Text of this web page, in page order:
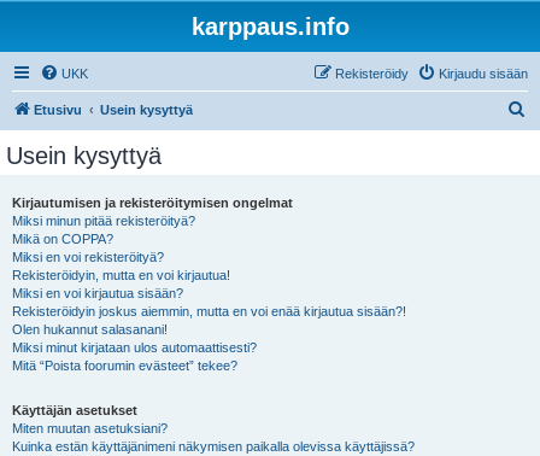
karppaus.info
UKK Kirjaudu sisään
Rekisteröidy
Etusivu Usein kysyttyä
Usein kysyttyä
Kirjautumisen ja rekisteröitymisen ongelmat
Miksi minun pitää rekisteröityä?
Mikä on COPPA?
Miksi en voi rekisteröityä?
Rekisteröidyin, mutta en voi kirjautua!
Miksi en voi kirjautua sisään?
Rekisteröidyin joskus aiemmin, mutta en voi enää kirjautua sisään?!
Olen hukannut salasanani!
Miksi minut kirjataan ulos automaattisesti?
Mitä “Poista foorumin evästeet” tekee?
Käyttäjän asetukset
Miten muutan asetuksiani?
Kuinka estän käyttäjänimeni näkymisen paikalla olevissa käyttäjissä?